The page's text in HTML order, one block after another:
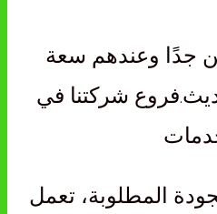
جدًا وعندهم سعة
.فروع شركتنا في
المطلوبة، تعمل